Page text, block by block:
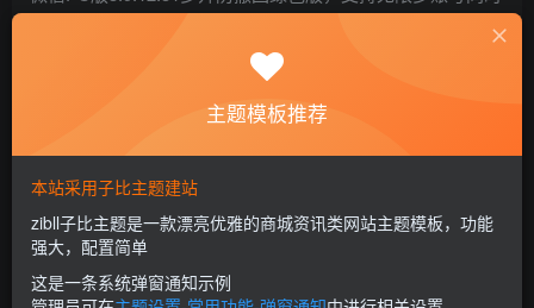
登录，实时拦截撤回消息并提示对方操作，去除强制升级弹
窗与后台进程。本文提供下载链接、安装教程、版本对比及
用户高频问题解答，安全无封号风险，适用于Windows
主题模板推荐
本站采用子比主题建站
zibll子比主题是一款漂亮优雅的商城资讯类网站主题模板，功能
强大，配置简单
这是一条系统弹窗通知示例